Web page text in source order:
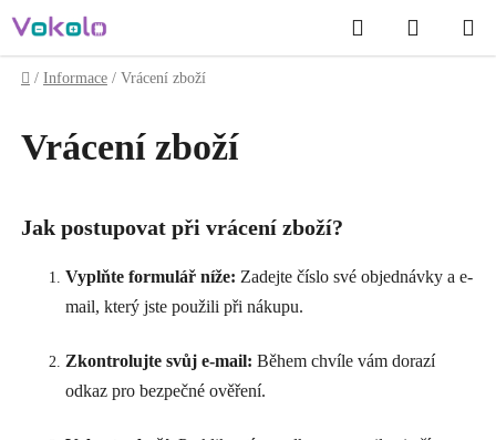
na
obsah
Hledat
KOŠÍK
Domů
/ Informace / Vrácení zboží
Vrácení zboží
Jak postupovat při vrácení zboží?
Vyplňte formulář níže: Zadejte číslo své objednávky a e-
mail, který jste použili při nákupu.
Zkontrolujte svůj e-mail: Během chvíle vám dorazí
odkaz pro bezpečné ověření.